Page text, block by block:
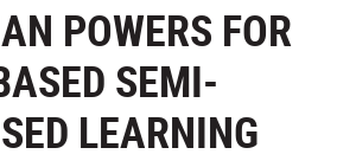
POWERS FOR
SEMI-
LEARNING